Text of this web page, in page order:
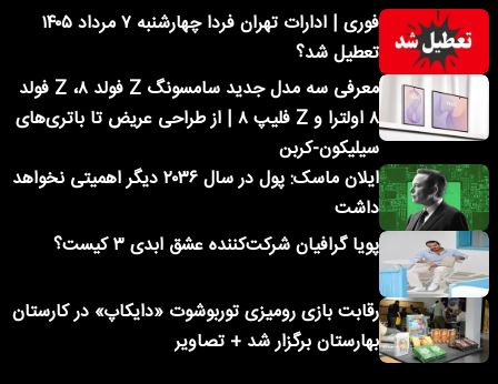
فوری | ادارات تهران فردا چهارشنبه ۷ مرداد ۱۴۰۵
تعطیل شد؟
معرفی سه مدل جدید سامسونگ Z فولد ۸، Z فولد
۸ اولترا و Z فلیپ ۸ | از طراحی عریض تا باتری‌های
سیلیکون-کربن
ایلان ماسک: پول در سال ۲۰۳۶ دیگر اهمیتی نخواهد
داشت
پویا گرافیان شرکت‌کننده عشق ابدی ۳ کیست؟
رقابت بازی رومیزی توربوشوت «دایکاپ» در کارستان
بهارستان برگزار شد + تصاویر